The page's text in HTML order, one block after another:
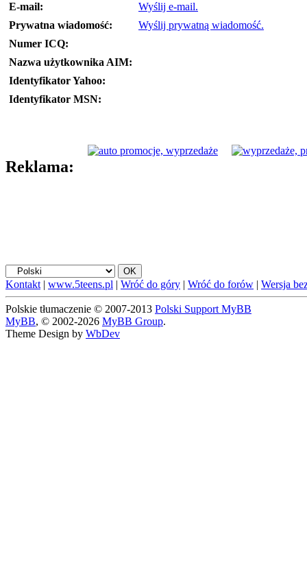
E-mail:
Wyślij e-mail.
Prywatna wiadomość:
Wyślij prywatną wiadomość.
Numer ICQ:
Nazwa użytkownika AIM:
Identyfikator Yahoo:
Identyfikator MSN:
Reklama:
Kontakt | www.5teens.pl | Wróć do góry | Wróć do forów | Wersja
Polskie tłumaczenie © 2007-2013 Polski Support MyBB
MyBB, © 2002-2026 MyBB Group.
Theme Design by WbDev